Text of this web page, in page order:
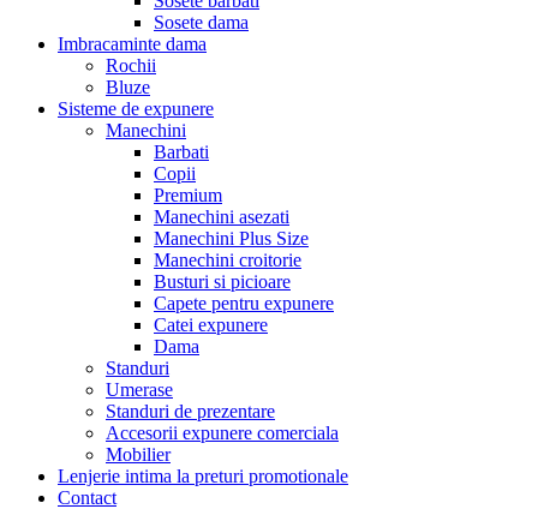
Sosete dama
Imbracaminte dama
Rochii
Bluze
Sisteme de expunere
Manechini
Barbati
Copii
Premium
Manechini asezati
Manechini Plus Size
Manechini croitorie
Busturi si picioare
Capete pentru expunere
Catei expunere
Dama
Standuri
Umerase
Standuri de prezentare
Accesorii expunere comerciala
Mobilier
Lenjerie intima la preturi promotionale
Contact